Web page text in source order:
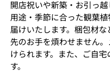
開店祝いや新築・お引っ
用途・季節に合った観葉
届けいたします。梱包材
先のお手を煩わせません
けられます。また、ご自
す。